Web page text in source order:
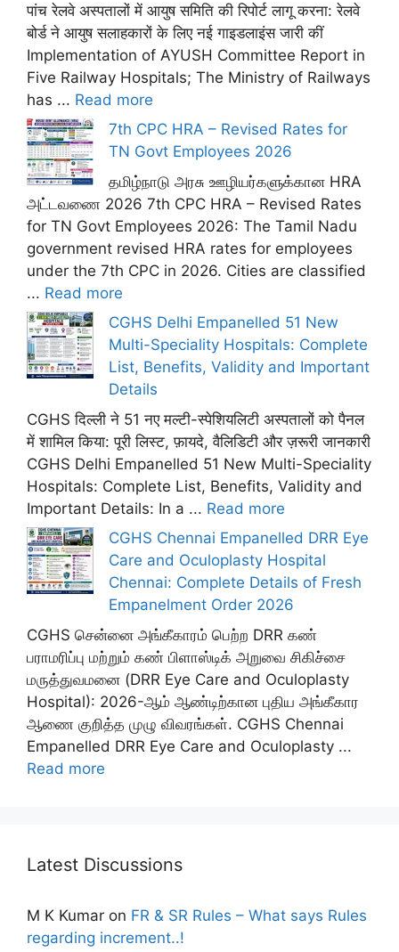
पांच रेलवे अस्पतालों में आयुष समिति की रिपोर्ट लागू करना: रेलवे
बोर्ड ने आयुष सलाहकारों के लिए नई गाइडलाइंस जारी कीं
Implementation of AYUSH Committee Report in
Five Railway Hospitals; The Ministry of Railways
has ... Read more
7th CPC HRA – Revised Rates for
TN Govt Employees 2026
தமிழ்நாடு அரசு ஊழியர்களுக்கான HRA
அட்டவணை 2026 7th CPC HRA – Revised Rates
for TN Govt Employees 2026: The Tamil Nadu
government revised HRA rates for employees
under the 7th CPC in 2026. Cities are classified
... Read more
CGHS Delhi Empanelled 51 New
Multi-Speciality Hospitals: Complete
List, Benefits, Validity and Important
Details
CGHS दिल्ली ने 51 नए मल्टी-स्पेशियलिटी अस्पतालों को पैनल
में शामिल किया: पूरी लिस्ट, फ़ायदे, वैलिडिटी और ज़रूरी जानकारी
CGHS Delhi Empanelled 51 New Multi-Speciality
Hospitals: Complete List, Benefits, Validity and
Important Details: In a ... Read more
CGHS Chennai Empanelled DRR Eye
Care and Oculoplasty Hospital
Chennai: Complete Details of Fresh
Empanelment Order 2026
CGHS சென்னை அங்கீகாரம் பெற்ற DRR கண்
பராமரிப்பு மற்றும் கண் பிளாஸ்டிக் அறுவை சிகிச்சை
மருத்துவமனை (DRR Eye Care and Oculoplasty
Hospital): 2026-ஆம் ஆண்டிற்கான புதிய அங்கீகார
ஆணை குறித்த முழு விவரங்கள். CGHS Chennai
Empanelled DRR Eye Care and Oculoplasty ...
Read more
Latest Discussions
M K Kumar on FR & SR Rules – What says Rules
regarding increment..!